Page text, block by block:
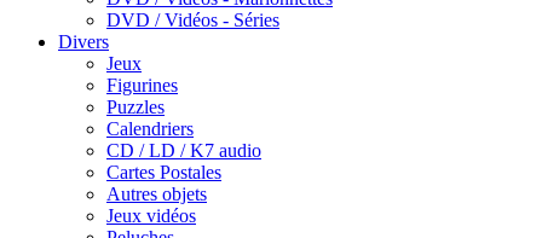
DVD / Vidéos - Séries
Divers
Jeux
Figurines
Puzzles
Calendriers
CD / LD / K7 audio
Cartes Postales
Autres objets
Jeux vidéos